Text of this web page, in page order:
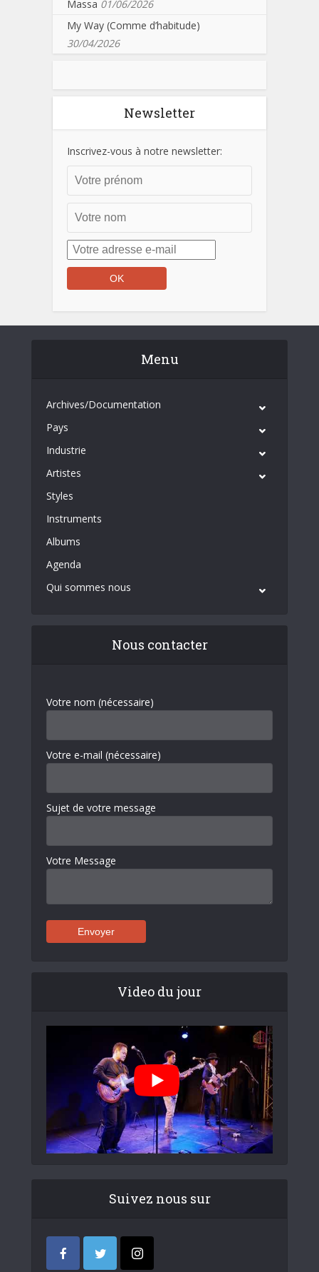
Massa 01/06/2026
My Way (Comme d’habitude)
30/04/2026
Newsletter
Inscrivez-vous à notre newsletter:
Menu
Archives/Documentation
Pays
Industrie
Artistes
Styles
Instruments
Albums
Agenda
Qui sommes nous
Nous contacter
Votre nom (nécessaire)
Votre e-mail (nécessaire)
Sujet de votre message
Votre Message
Video du jour
Suivez nous sur